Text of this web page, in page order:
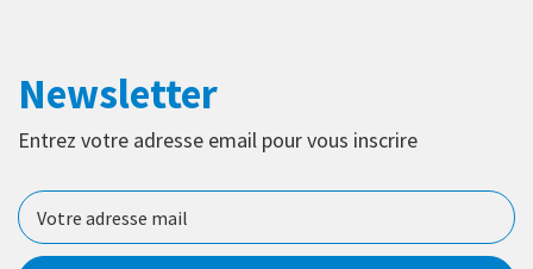
Newsletter
Entrez votre adresse email pour vous inscrire